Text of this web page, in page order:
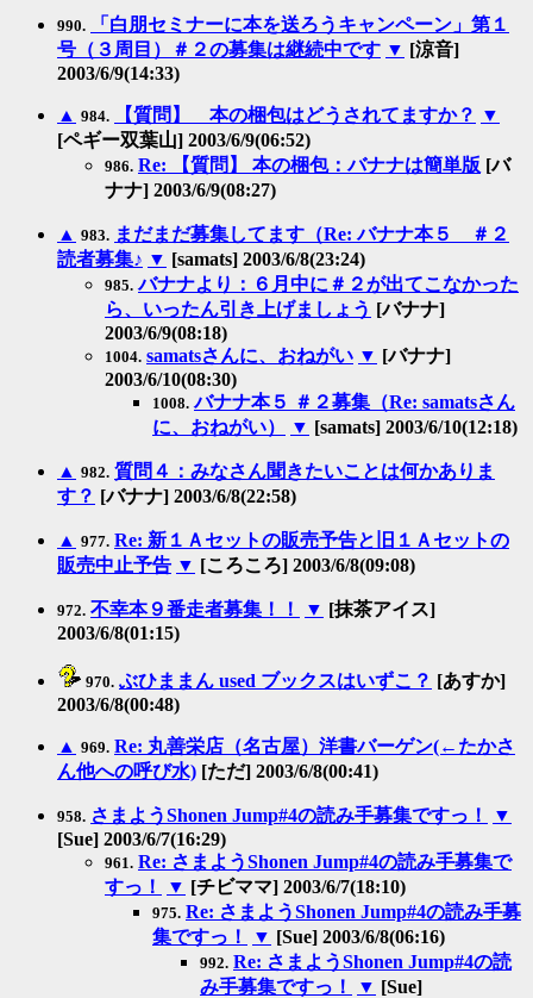
990.
「白朋セミナーに本を送ろうキャンペーン」第１
号（３周目）＃２の募集は継続中です ▼ [涼音]
2003/6/9(14:33)
▲ 984. 【質問】 本の梱包はどうされてますか？ ▼
[ペギー双葉山] 2003/6/9(06:52)
986. Re: 【質問】 本の梱包：バナナは簡単版 [バ
ナナ] 2003/6/9(08:27)
▲ 983. まだまだ募集してます（Re: バナナ本５ ＃２
読者募集♪ ▼ [samats] 2003/6/8(23:24)
985. バナナより：６月中に＃２が出てこなかった
ら、いったん引き上げましょう [バナナ]
2003/6/9(08:18)
1004. samatsさんに、おねがい ▼ [バナナ]
2003/6/10(08:30)
1008. バナナ本５ ＃２募集（Re: samatsさん
に、おねがい）
▼ [samats] 2003/6/10(12:18)
▲ 982. 質問４：みなさん聞きたいことは何かありま
す？ [バナナ] 2003/6/8(22:58)
▲ 977. Re: 新１Ａセットの販売予告と旧１Ａセットの
販売中止予告 ▼ [ころころ] 2003/6/8(09:08)
972. 不幸本９番走者募集！！ ▼ [抹茶アイス]
2003/6/8(01:15)
970. ぶひままん used ブックスはいずこ？ [あすか]
2003/6/8(00:48)
▲ 969. Re: 丸善栄店（名古屋）洋書バーゲン(←たかさ
ん他への呼び水) [ただ] 2003/6/8(00:41)
958. さまようShonen Jump#4の読み手募集ですっ！
▼
[Sue] 2003/6/7(16:29)
961. Re: さまようShonen Jump#4の読み手募集で
すっ！
▼ [チビママ] 2003/6/7(18:10)
975. Re: さまようShonen Jump#4の読み手募
集ですっ！
▼ [Sue] 2003/6/8(06:16)
992. Re: さまようShonen Jump#4の読
み手募集ですっ！
▼ [Sue]